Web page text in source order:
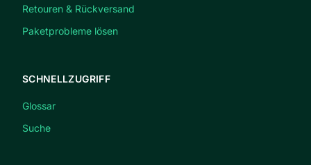
Retouren & Rückversand
Paketprobleme lösen
SCHNELLZUGRIFF
Glossar
Suche